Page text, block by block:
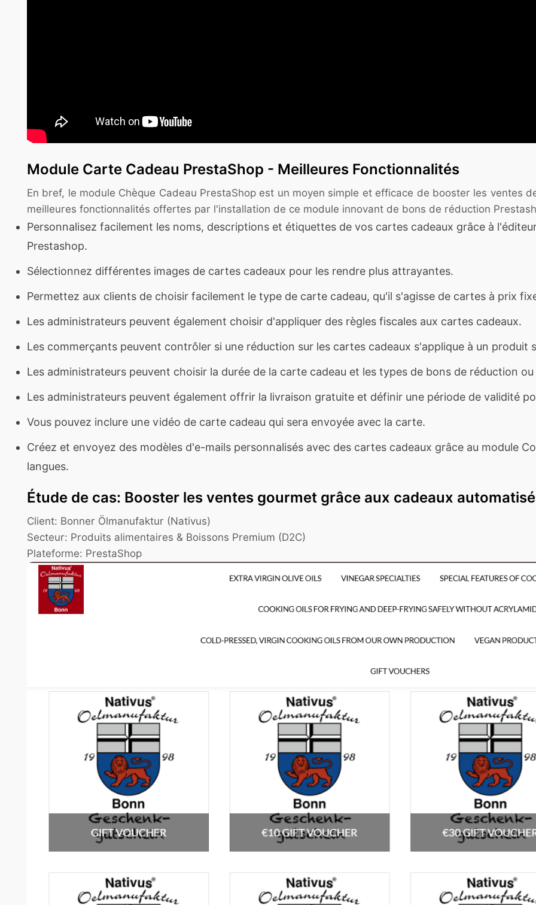
Module Carte Cadeau PrestaShop - Meilleures Fonctionnalités
En bref, le module Chèque Cadeau PrestaShop est un moyen simple et efficace de booster les ventes
meilleures fonctionnalités offertes par l'installation de ce module innovant de bons de réduction
Personnalisez facilement les noms, descriptions et étiquettes de vos cartes cadeaux grâce à
Prestashop.
Sélectionnez différentes images de cartes cadeaux pour les rendre plus attrayantes.
Permettez aux clients de choisir facilement le type de carte cadeau, qu'il s'agisse de cartes à prix
Les administrateurs peuvent également choisir d'appliquer des règles fiscales aux cartes cadeaux.
Les commerçants peuvent contrôler si une réduction sur les cartes cadeaux s'applique à un produit
Les administrateurs peuvent choisir la durée de la carte cadeau et les types de bons de réduction
Les administrateurs peuvent également offrir la livraison gratuite et définir une période de validité
Vous pouvez inclure une vidéo de carte cadeau qui sera envoyée avec la carte.
Créez et envoyez des modèles d'e-mails personnalisés avec des cartes cadeaux grâce au module
langues.
Étude de cas: Booster les ventes gourmet grâce aux cadeaux
Client: Bonner Ölmanufaktur (Nativus)
Secteur: Produits alimentaires & Boissons Premium (D2C)
Plateforme: PrestaShop